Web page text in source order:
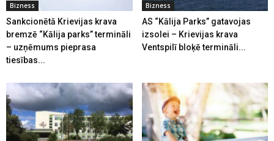
Bizness
Sankcionētā Krievijas krava
bremzē “Kālija parks” termināli
– uzņēmums pieprasa
tiesības...
Bizness
AS “Kālija Parks” gatavojas
izsolei – Krievijas krava
Ventspilī bloķē termināli...